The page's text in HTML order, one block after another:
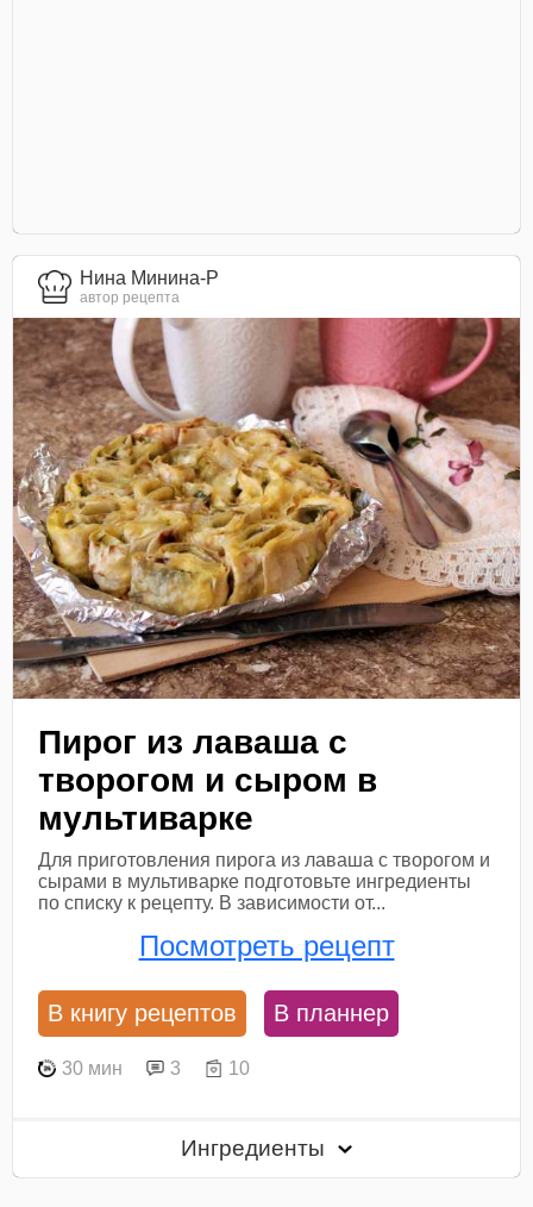
Нина Минина-Р
автор рецепта
Пирог из лаваша с
творогом и сыром в
мультиварке
Для приготовления пирога из лаваша с творогом и
сырами в мультиварке подготовьте ингредиенты
по списку к рецепту. В зависимости от...
Посмотреть рецепт
В книгу рецептов В планнер
30 мин 3 10
Ингредиенты